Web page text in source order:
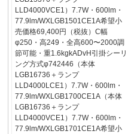
LLD4000VCE1）7.7W・600lm・
77.9lm/WXLGB1501CE1A希望小
売価格69,400円（税抜）C幅
φ250・高249・全高600〜2000調
節可能・重1.6kgkADvH引掛シーリ
ング方式φ742446（本体
LGB16736＋ランプ
LLD4000LCE1）7.7W・600lm・
77.9lm/WXLGB1700CE1A（本体
LGB16736＋ランプ
LLD4000VCE1）7.7W・600lm・
77.9lm/WXLGB1701CE1A希望小